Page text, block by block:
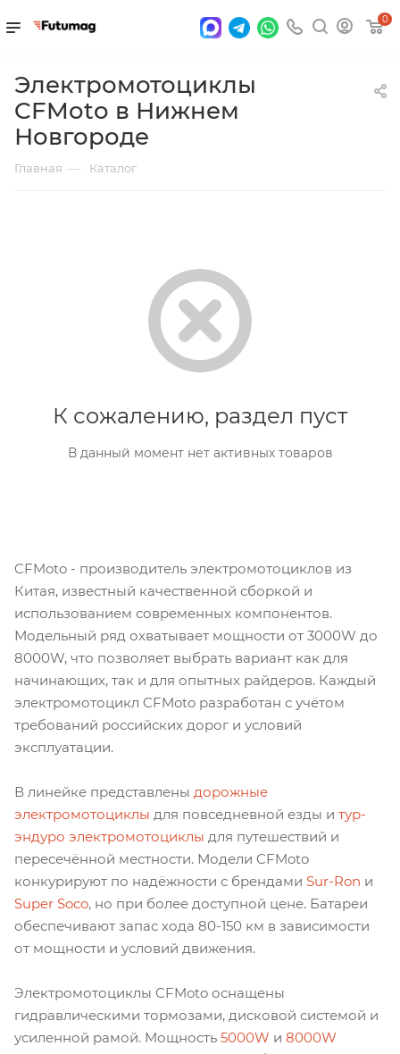
0
Электромотоциклы
CFMoto в Нижнем
Новгороде
Главная — Каталог
К сожалению, раздел пуст
В данный момент нет активных товаров
CFMoto - производитель электромотоциклов из
Китая, известный качественной сборкой и
использованием современных компонентов.
Модельный ряд охватывает мощности от 3000W до
8000W, что позволяет выбрать вариант как для
начинающих, так и для опытных райдеров. Каждый
электромотоцикл CFMoto разработан с учётом
требований российских дорог и условий
эксплуатации.
В линейке представлены дорожные
электромотоциклы для повседневной езды и тур-
эндуро электромотоциклы для путешествий и
пересечённой местности. Модели CFMoto
конкурируют по надёжности с брендами Sur-Ron и
Super Soco, но при более доступной цене. Батареи
обеспечивают запас хода 80-150 км в зависимости
от мощности и условий движения.
Электромотоциклы CFMoto оснащены
гидравлическими тормозами, дисковой системой и
усиленной рамой. Мощность 5000W и 8000W